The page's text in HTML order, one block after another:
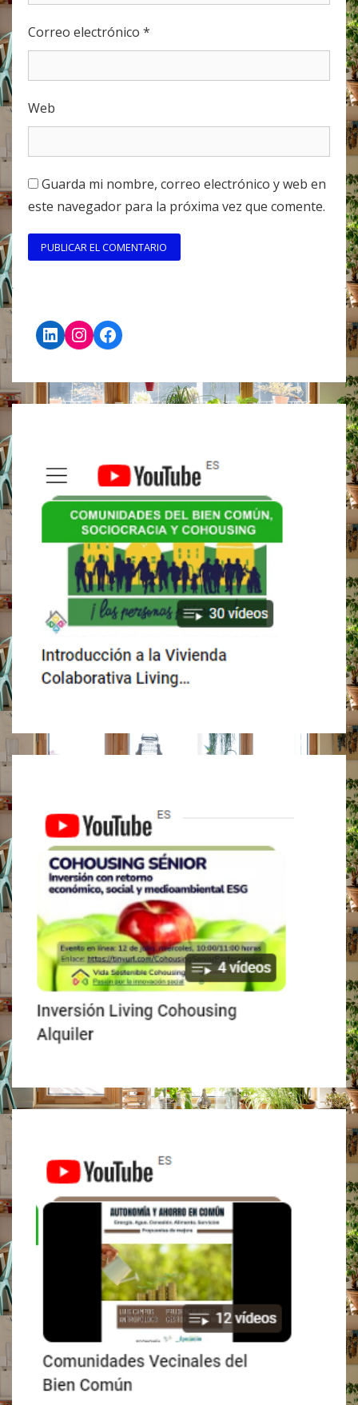
Correo electrónico *
Web
Guarda mi nombre, correo electrónico y web en
este navegador para la próxima vez que comente.
LinkedIn
Instagram
Facebook